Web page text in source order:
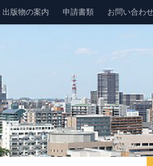
出版物の案内 申請書類 お問い合わ